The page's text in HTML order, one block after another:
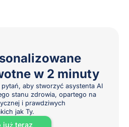
w 2 minuty
aby stworzyć asystenta AI
stanu zdrowia, opartego na
i prawdziwych
jak Ty.
już teraz